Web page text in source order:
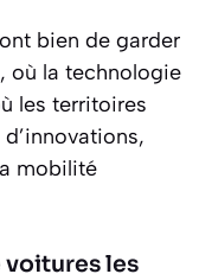
bien de garder
où la technologie
les territoires
mobilité
voitures les